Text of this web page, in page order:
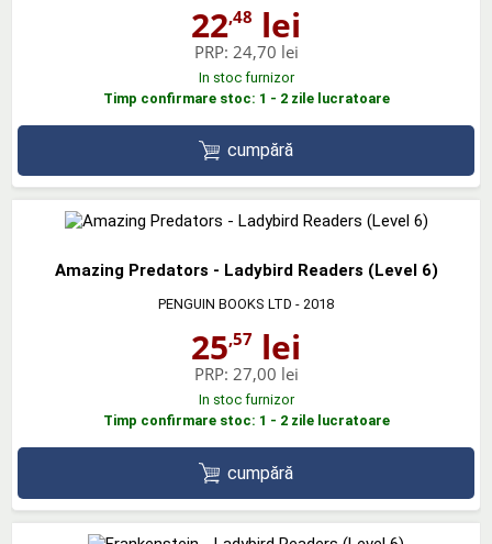
22,48 lei
PRP: 24,70 lei
In stoc furnizor
Timp confirmare stoc: 1 - 2 zile lucratoare
cumpără
Amazing Predators - Ladybird Readers (Level 6)
PENGUIN BOOKS LTD - 2018
25,57 lei
PRP: 27,00 lei
In stoc furnizor
Timp confirmare stoc: 1 - 2 zile lucratoare
cumpără